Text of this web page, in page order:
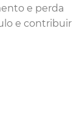
e perda
e contribuir